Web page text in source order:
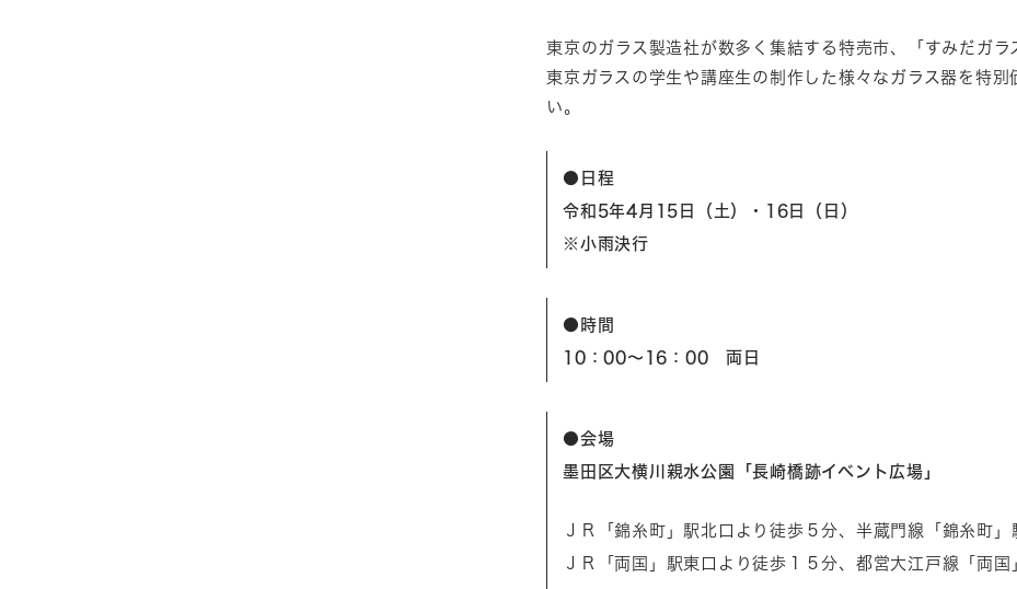
東京のガラス製造社が数多く集結する特売市、「すみだガラ
東京ガラスの学生や講座生の制作した様々なガラス器を特
い。
●日程
令和5年4月15日（土）・16日（日）
※小雨決行
●時間
10：00～16：00 両日
●会場
墨田区大横川親水公園「長崎橋跡イベント広場」
ＪＲ「錦糸町」駅北口より徒歩５分、半蔵門線「錦糸町」
ＪＲ「両国」駅東口より徒歩１５分、都営大江戸線「両